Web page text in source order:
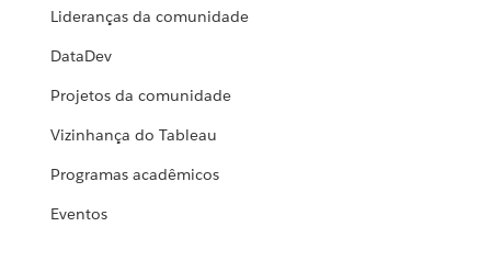
Lideranças da comunidade
DataDev
Projetos da comunidade
Vizinhança do Tableau
Programas acadêmicos
Eventos